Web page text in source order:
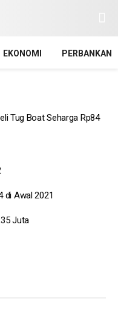
EKONOMI PERBANKAN
Tug Boat Seharga Rp84
di Awal 2021
Juta